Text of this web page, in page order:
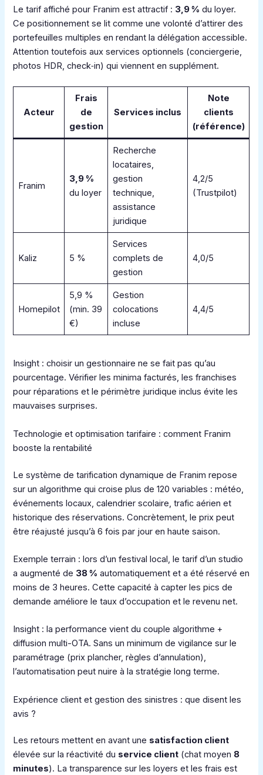
Le tarif affiché pour Franim est attractif : 3,9 % du loyer.
Ce positionnement se lit comme une volonté d’attirer des
portefeuilles multiples en rendant la délégation accessible.
Attention toutefois aux services optionnels (conciergerie,
photos HDR, check‑in) qui viennent en supplément.
Acteur
Frais
de
gestion
Services inclus
Note
clients
(référence)
Franim
3,9 %
du loyer
Recherche
locataires,
gestion
technique,
assistance
juridique
4,2/5
(Trustpilot)
Kaliz 5 %
Services
complets de
gestion
4,0/5
Homepilot
5,9 %
(min. 39
€)
Gestion
colocations
incluse
4,4/5
Insight : choisir un gestionnaire ne se fait pas qu’au
pourcentage. Vérifier les minima facturés, les franchises
pour réparations et le périmètre juridique inclus évite les
mauvaises surprises.
Technologie et optimisation tarifaire : comment Franim
booste la rentabilité
Le système de tarification dynamique de Franim repose
sur un algorithme qui croise plus de 120 variables : météo,
événements locaux, calendrier scolaire, trafic aérien et
historique des réservations. Concrètement, le prix peut
être réajusté jusqu’à 6 fois par jour en haute saison.
Exemple terrain : lors d’un festival local, le tarif d’un studio
a augmenté de 38 % automatiquement et a été réservé en
moins de 3 heures. Cette capacité à capter les pics de
demande améliore le taux d’occupation et le revenu net.
Insight : la performance vient du couple algorithme +
diffusion multi-OTA. Sans un minimum de vigilance sur le
paramétrage (prix plancher, règles d’annulation),
l’automatisation peut nuire à la stratégie long terme.
Expérience client et gestion des sinistres : que disent les
avis ?
Les retours mettent en avant une satisfaction client
élevée sur la réactivité du service client (chat moyen 8
minutes). La transparence sur les loyers et les frais est